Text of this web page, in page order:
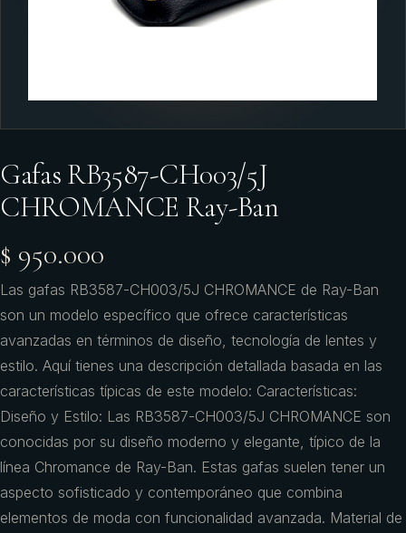
Gafas RB3587-CH003/5J
CHROMANCE Ray-Ban
$ 950.000
Las gafas RB3587-CH003/5J CHROMANCE de Ray-Ban
son un modelo específico que ofrece características
avanzadas en términos de diseño, tecnología de lentes y
estilo. Aquí tienes una descripción detallada basada en las
características típicas de este modelo: Características:
Diseño y Estilo: Las RB3587-CH003/5J CHROMANCE son
conocidas por su diseño moderno y elegante, típico de la
línea Chromance de Ray-Ban. Estas gafas suelen tener un
aspecto sofisticado y contemporáneo que combina
elementos de moda con funcionalidad avanzada. Material de